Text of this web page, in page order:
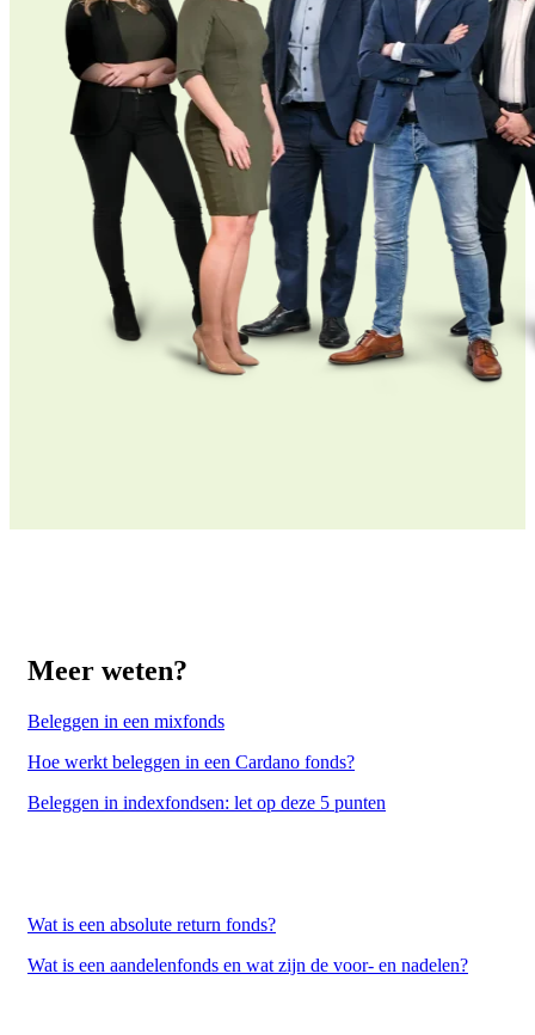
Meer weten?
Beleggen in een mixfonds
Hoe werkt beleggen in een Cardano fonds?
Beleggen in indexfondsen: let op deze 5 punten
Wat is een absolute return fonds?
Wat is een aandelenfonds en wat zijn de voor- en nadelen?